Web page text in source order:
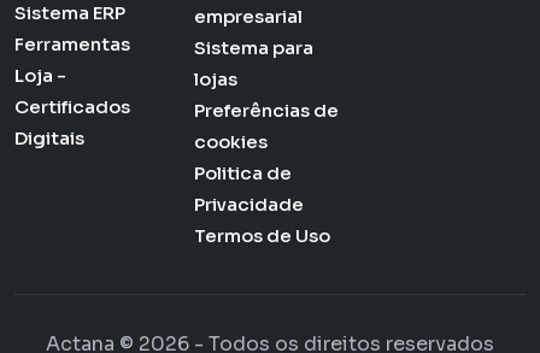
Sistema ERP
Ferramentas
Loja -
Certificados
Digitais
empresarial
Sistema para
lojas
Preferências de
cookies
Politica de
Privacidade
Termos de Uso
Actana © 2026 - Todos os direitos reservados